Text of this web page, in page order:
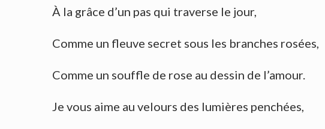
À la grâce d’un pas qui traverse le jour,
Comme un fleuve secret sous les branches rosées,
Comme un souffle de rose au dessin de l’amour.
Je vous aime au velours des lumières penchées,